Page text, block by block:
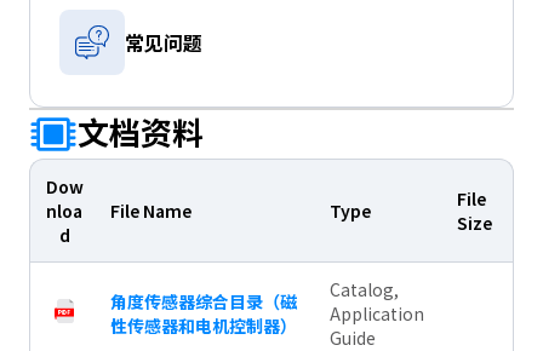
常见问题
文档资料
Dow
nloa
d
File Name Type
File
Size
角度传感器综合目录（磁
性传感器和电机控制器）
Catalog,
Application
Guide